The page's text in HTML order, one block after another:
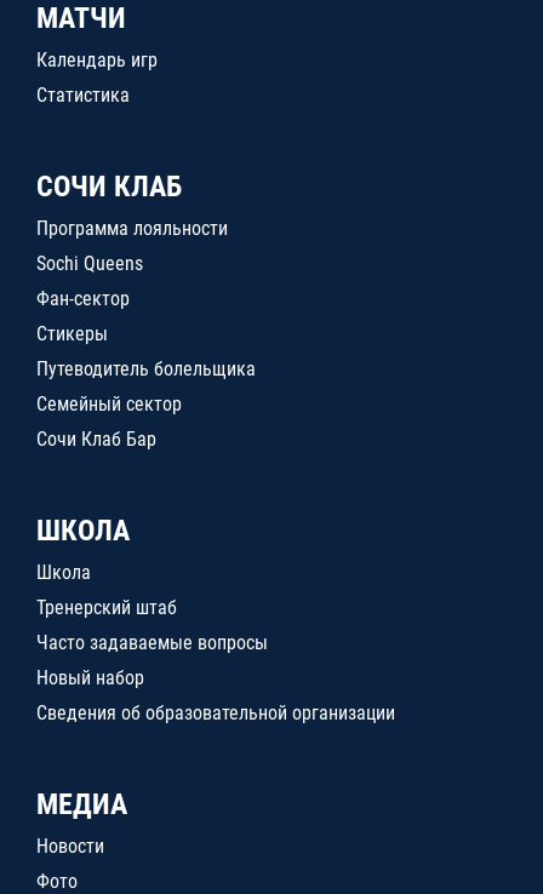
МАТЧИ
Календарь игр
Статистика
СОЧИ КЛАБ
Программа лояльности
Sochi Queens
Фан-сектор
Стикеры
Путеводитель болельщика
Семейный сектор
Сочи Клаб Бар
ШКОЛА
Школа
Тренерский штаб
Часто задаваемые вопросы
Новый набор
Сведения об образовательной организации
МЕДИА
Новости
Фото